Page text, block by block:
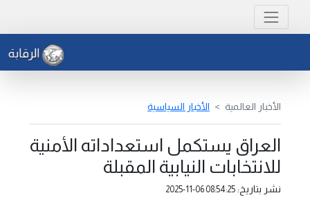
الرقابة
الأخبار العالمية الأخبار السياسية
العراق يستكمل استعداداته الأمنية
للانتخابات النيابية المقبلة
نشر بتاريخ: 2025-11-06 08:54:25